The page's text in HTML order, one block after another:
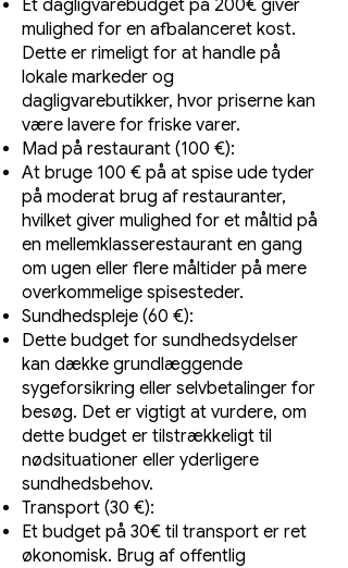
Et dagligvarebudget på 200€ giver
mulighed for en afbalanceret kost.
Dette er rimeligt for at handle på
lokale markeder og
dagligvarebutikker, hvor priserne kan
være lavere for friske varer.
Mad på restaurant (100 €):
At bruge 100 € på at spise ude tyder
på moderat brug af restauranter,
hvilket giver mulighed for et måltid på
en mellemklasserestaurant en gang
om ugen eller flere måltider på mere
overkommelige spisesteder.
Sundhedspleje (60 €):
Dette budget for sundhedsydelser
kan dække grundlæggende
sygeforsikring eller selvbetalinger for
besøg. Det er vigtigt at vurdere, om
dette budget er tilstrækkeligt til
nødsituationer eller yderligere
sundhedsbehov.
Transport (30 €):
Et budget på 30€ til transport er ret
økonomisk. Brug af offentlig